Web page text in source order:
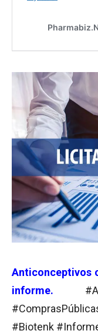
Anticonceptivos
informe.
#Biotenk